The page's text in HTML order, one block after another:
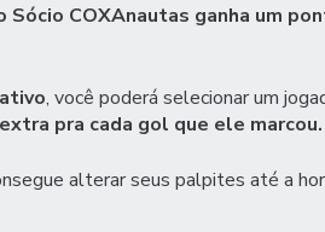
Sócio COXAnautas ganha um
, você poderá selecionar um
pra cada gol que ele marcou.
alterar seus palpites até a